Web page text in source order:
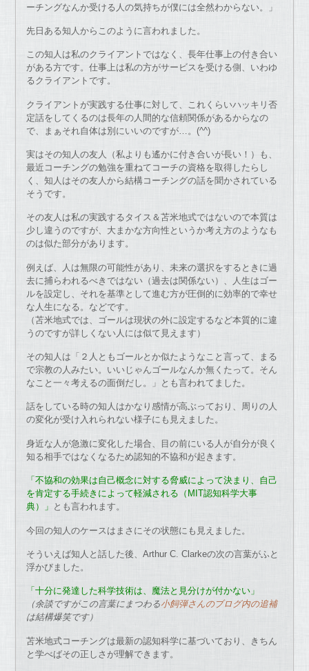
ーチングなんか受ける人の気持ちが僕には全然わからない。」
先日ある知人からこのように言われました。
この知人は私のクライアントではなく、長年仕事上の付き合い
がある方です。仕事上は私の方がサービスを受ける側、いわゆ
るクライアントです。
クライアントが実践する仕事に対して、これくらいハッキリ否
定話をしてくるのは長年の人間的な信頼関係があるからなの
で、まぁそれ自体は別にいいのですが…。(^^)
実はその知人の友人（私よりも遙かに付き合いが長い！）も、
最近コーチングの勉強を重ねてコーチの資格を取得したらし
く、知人はその友人から結構コーチングの話を聞かされている
そうです。
その友人は私の実践するタイス＆苫米地式ではないので本質は
少し違うのですが、大まかな方向性というか考え方のようなも
のは似た部分があります。
例えば、人は無限の可能性があり、未来の選択をするときに過
去に捕らわれるべきではない（過去は関係ない）、人生はゴー
ルを設定し、それを基準として進む方が圧倒的に効率的で幸せ
な人生になる。などです。
（苫米地式では、ゴールは現状の外に設定するなど本質的に違
うのですが詳しくない人には似て見えます）
その知人は「２人ともゴールとか似たようなこと言って、まる
で宗教の人みたい。いいじゃんゴールなんか無くたって。そん
なこと一々考えるの面倒だし。」とも言われてました。
話をしている時の知人はかなり感情が高ぶっており、周りの人
の変化が受け入れられない様子にも見えました。
身近な人が急激に変化した場合、目の前にいる人が自分が良く
知る相手ではなくなるため認知的不協和が起きます。
「不協和の効果は自己概念に対する脅威によって決まり、自己
を肯定する手続きによって軽減される（MIT認知科学大事
典）」 とも言われます。
今回の知人のケースはまさにその状態にも見えました。
そういえば知人と話した後、Arthur C. Clarkeの次の言葉がふと
浮かびました。
「十分に発達した科学技術は、魔法と見分けが付かない」
（余談ですがこの言葉にまつわる小飼弾さんのブログ内の追補
は結構爆笑です）
苫米地式コーチングは最新の認知科学に基づいており、きちん
と学べばその正しさが理解できます。